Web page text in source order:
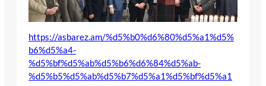
https://asbarez.am/%d5%b0%d6%80%d5%a1%d5%
b6%d5%a4-
%d5%bf%d5%ab%d5%b6%d6%84%d5%ab-
%d5%b5%d5%ab%d5%b7%d5%a1%d5%bf%d5%a1